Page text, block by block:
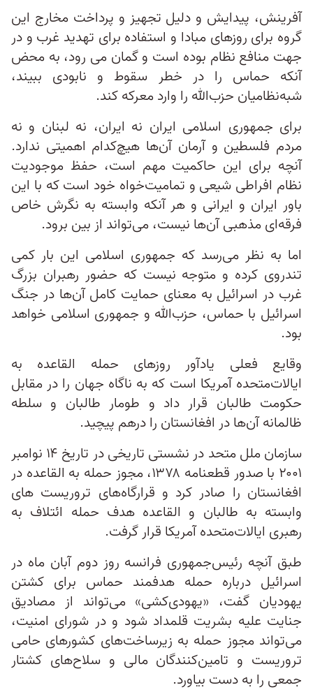
آفرینش، پیدایش و دلیل تجهیز و پرداخت مخارج این
گروه برای روزهای مبادا و استفاده برای تهدید غرب و در
جهت منافع نظام بوده است و گمان می رود، به محض
آنکه حماس را در خطر سقوط و نابودی ببیند،
شبه‌نظامیان حزب‌الله را وارد معرکه ‌کند.
برای جمهوری اسلامی ایران نه ایران، نه لبنان و نه
مردم فلسطین و آرمان آن‌ها هیچ‌کدام اهمیتی ندارد.
آنچه برای این حاکمیت مهم است، حفظ موجودیت
نظام افراطی شیعی و تمامیت‌خواه خود است که با این
باور ایران و ایرانی و هر آنکه وابسته به نگرش خاص
فرقه‌ای مذهبی آن‌ها نیست، می‌تواند از بین برود.
اما به نظر می‌رسد که جمهوری اسلامی این بار کمی
تندروی کرده و متوجه نیست که حضور رهبران بزرگ
غرب در اسرائیل به معنای حمایت کامل آن‌ها در جنگ
اسرائیل با حماس، حزب‌الله و جمهوری اسلامی خواهد
بود.
وقایع فعلی یادآور روزهای حمله القاعده به
ایالات‌متحده آمریکا است که به ناگاه جهان را در مقابل
حکومت طالبان قرار داد و طومار طالبان و سلطه
ظالمانه آن‌ها در افغانستان را درهم پیچید.
سازمان ملل متحد در نشستی تاریخی در تاریخ ۱۴ نوامبر
۲۰۰۱ با صدور قطعنامه ۱۳۷۸، مجوز حمله به القاعده در
افغانستان را صادر کرد و قرارگاه‌های تروریست های
وابسته به طالبان و القاعده هدف حمله ائتلاف به
رهبری ایالات‌متحده آمریکا قرار گرفت.
طبق آنچه رئیس‌جمهوری فرانسه روز دوم آبان ماه در
اسرائیل درباره حمله هدفمند حماس برای کشتن
یهودیان گفت، «یهودی‌کشی» می‌تواند از مصادیق
جنایت علیه بشریت قلمداد شود و در شورای امنیت،
می‌تواند مجوز حمله به زیرساخت‌های کشورهای حامی
تروریست و تامین‌کنندگان مالی و سلاح‌های کشتار
جمعی را به دست بیاورد.